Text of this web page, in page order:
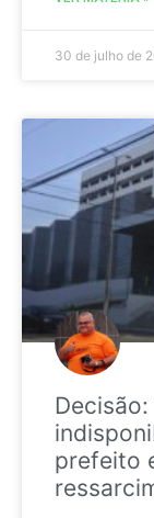
30 de julho de
prefeito